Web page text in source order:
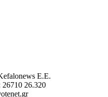
Ε.E.
26.320